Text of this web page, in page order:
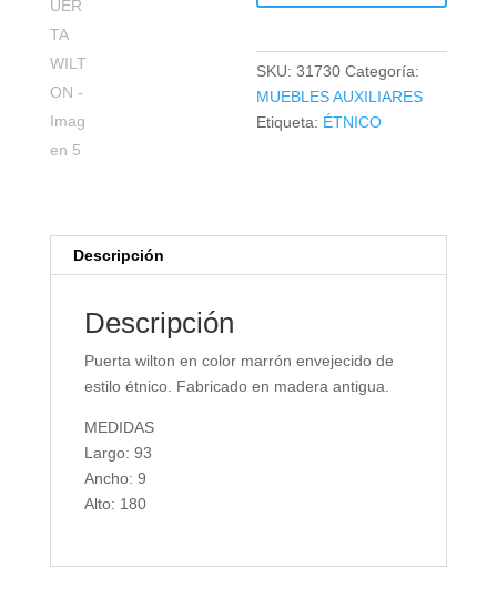
SKU:31730 Categoría:
MUEBLES AUXILIARES
Etiqueta: ÉTNICO
Descripción
Descripción
Puerta wilton en color marrón envejecido de
estilo étnico. Fabricado en madera antigua.
MEDIDAS
Largo: 93
Ancho: 9
Alto: 180